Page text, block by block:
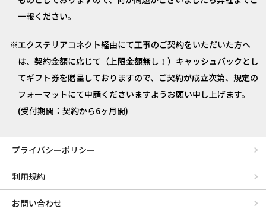
一報ください。
エクステリアコネクト経由にて工事のご契約をいただいた方へ
は、契約金額に応じて（上限金額無し！）キャッシュバックとし
てギフト券を贈呈しておりますので、ご契約が成立次第、規定の
フォーマットにて申請くださいますようお願い申し上げます。
(受付期間：契約から6ヶ月間)
プライバシーポリシー
利用規約
お問い合わせ